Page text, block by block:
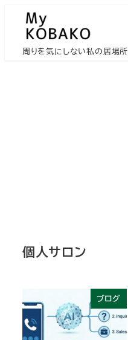
周りを気にしない私の居場所
個人サロン
ブログ